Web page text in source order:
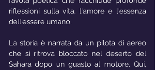
riflessioni sulla vita, l'amore e l'essenza
dell'essere umano.
La storia è narrata da un pilota di aereo
che si ritrova bloccato nel deserto del
Sahara dopo un guasto al motore. Qui,